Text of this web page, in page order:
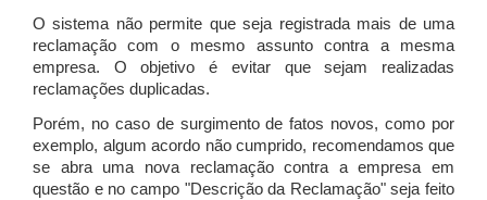
O sistema não permite que seja registrada mais de uma
reclamação com o mesmo assunto contra a mesma
empresa. O objetivo é evitar que sejam realizadas
reclamações duplicadas.
Porém, no caso de surgimento de fatos novos, como por
exemplo, algum acordo não cumprido, recomendamos que
se abra uma nova reclamação contra a empresa em
questão e no campo "Descrição da Reclamação" seja feito